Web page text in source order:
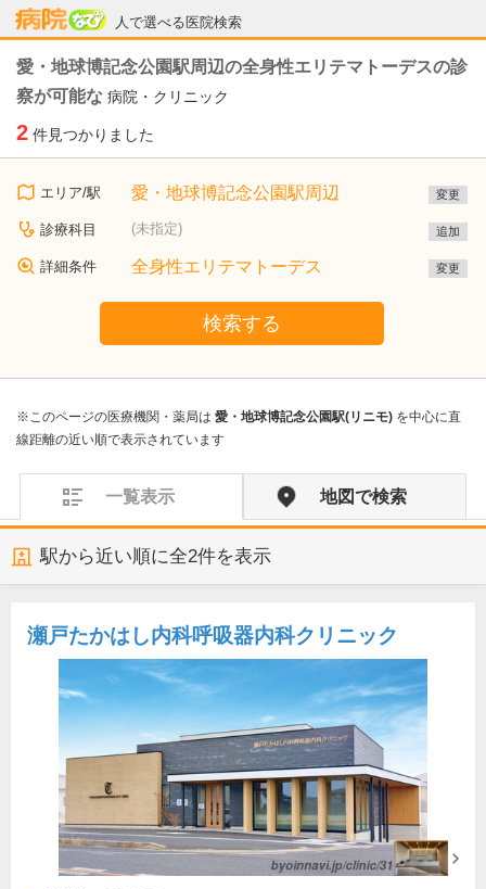
人で選べる医院検索
病院なび
愛・地球博記念公園駅周辺の全身性エリテマトーデスの診
察が可能な 病院・クリニック
2 件見つかりました
エリア/駅 愛・地球博記念公園駅周辺 変更
診療科目 (未指定) 追加
詳細条件 全身性エリテマトーデス 変更
検索する
※このページの医療機関・薬局は 愛・地球博記念公園駅(リニモ) を中心に直
線距離の近い順で表示されています
一覧表示 地図で検索
駅から近い順に全2件を表示
瀬戸たかはし内科呼吸器内科クリニック